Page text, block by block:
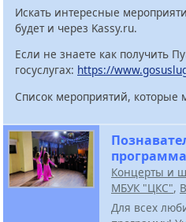
Искать интересные
будет и через Kassy.ru.
Если не знаете как получить
госуслугах: https://
Список мероприятий, которые
Концерты и
МБУК "ЦКС",
Для всех